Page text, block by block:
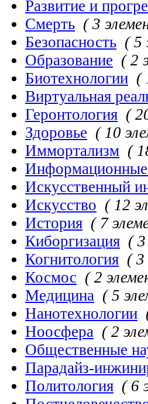
Развитие и
Смерть ( 3
Безопасность ( 5
Образование ( 2
Биотехнологии (
Виртуальная
Геронтология (
Здоровье ( 10
Иммортализм (
Информационные
Искусственный
Искусство ( 12
История ( 7
Киборгизация (
Когнитология (
Космос ( 2
Медицина ( 5
Нанотехнологии
Ноосфера ( 2
Общественные
Парадайз-
Политология ( 6